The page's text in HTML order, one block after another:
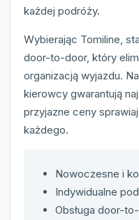
każdej podróży.
Wybierając Tomiline,
door-to-door, który
organizacją wyjazdu.
kierowcy gwarantują
przyjazne ceny
każdego.
Nowoczesne i
Indywidualne
Obsługa door-